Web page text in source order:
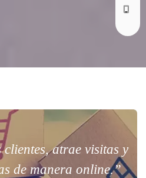
atrae visitas y
de manera online.”